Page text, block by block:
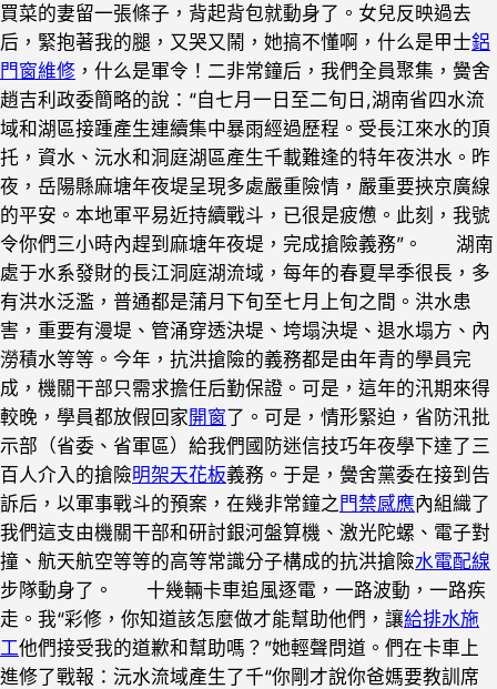
買菜的妻留一張條子，背起背包就動身了。女兒反映過去
后，緊抱著我的腿，又哭又鬧，她搞不懂啊，什么是甲士鋁
門窗維修 ，什么是軍令！二非常鐘后，我們全員聚集，黌舍
趙吉利政委簡略的說：“自七月一日至二旬日,湖南省四水流
域和湖區接踵產生連續集中暴雨經過歷程。受長江來水的頂
托，資水、沅水和洞庭湖區產生千載難逢的特年夜洪水。昨
夜，岳陽縣麻塘年夜堤呈現多處嚴重險情，嚴重要挾京廣線
的平安。本地軍平易近持續戰斗，已很是疲憊。此刻，我號
令你們三小時內趕到麻塘年夜堤，完成搶險義務”。 湖南
處于水系發財的長江洞庭湖流域，每年的春夏旱季很長，多
有洪水泛濫，普通都是蒲月下旬至七月上旬之間。洪水患
害，重要有漫堤、管涌穿透決堤、垮塌決堤、退水塌方、內
澇積水等等。今年，抗洪搶險的義務都是由年青的學員完
成，機關干部只需求擔任后勤保證。可是，這年的汛期來得
較晚，學員都放假回家開窗了。可是，情形緊迫，省防汛批
示部（省委、省軍區）給我們國防迷信技巧年夜學下達了三
百人介入的搶險明架天花板義務。于是，黌舍黨委在接到告
訴后，以軍事戰斗的預案，在幾非常鐘之 門禁感應內組織了
我們這支由機關干部和研討銀河盤算機、激光陀螺、電子對
撞、航天航空等等的高等常識分子構成的抗洪搶險水電配線
步隊動身了。 十幾輛卡車追風逐電，一路波動，一路疾
走。我“彩修，你知道該怎麼做才能幫助他們，讓給排水施
工他們接受我的道歉和幫助嗎？”她輕聲問道。們在卡車上
進修了戰報：沅水流域產生了千“你剛才說你爸媽要教訓席